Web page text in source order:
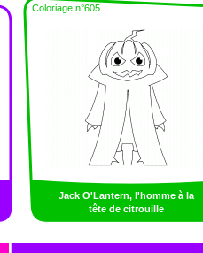
Coloriage n°605
Jack O'Lantern, l'homme à la
tête de citrouille